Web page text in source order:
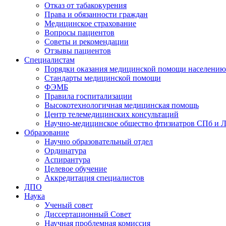
Отказ от табакокурения
Права и обязанности граждан
Медицинское страхование
Вопросы пациентов
Советы и рекомендации
Отзывы пациентов
Специалистам
Порядки оказания медицинской помощи населению
Стандарты медицинской помощи
ФЭМБ
Правила госпитализации
Высокотехнологичная медицинская помощь
Центр телемедицинских консультаций
Научно-медицинское общество фтизиатров СПб и
Образование
Научно образовательный отдел
Ординатура
Аспирантура
Целевое обучение
Аккредитация специалистов
ДПО
Наука
Ученый совет
Диссертационный Совет
Научная проблемная комиссия